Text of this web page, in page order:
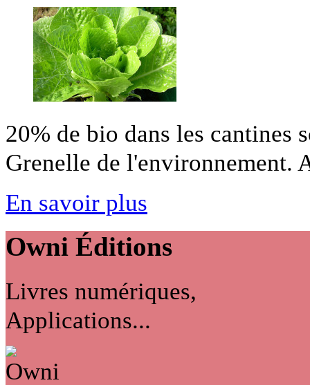
20% de bio dans les cantines
Grenelle de l'environnement.
En savoir plus
Owni Éditions
Livres numériques,
Applications...